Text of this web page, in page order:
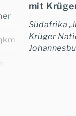
mit
Südafrika
Krüger